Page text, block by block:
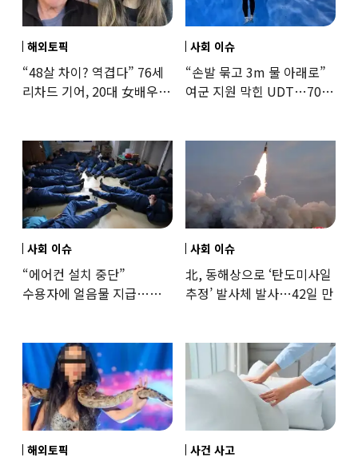
해외토픽
“48살 차이? 역겹다” 76세
리차드 기어, 20대 女배우와
사회 이슈
“손발 묶고 3m 물 아래로”
여군 지원 막힌 UDT…707
사회 이슈
“에어컨 설치 중단”
수용자에 얼음물 지급…
사회 이슈
北, 동해상으로 ‘탄도미사일
추정’ 발사체 발사…42일 만
해외토픽 사건 사고